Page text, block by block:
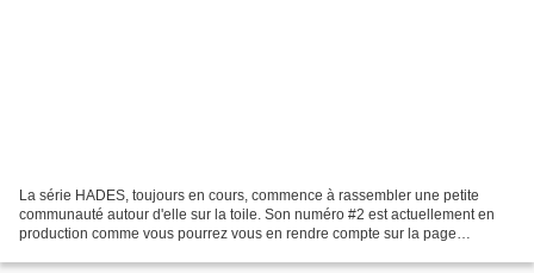
La série HADES, toujours en cours, commence à rassembler une petite
communauté autour d'elle sur la toile. Son numéro #2 est actuellement en
production comme vous pourrez vous en rendre compte sur la page